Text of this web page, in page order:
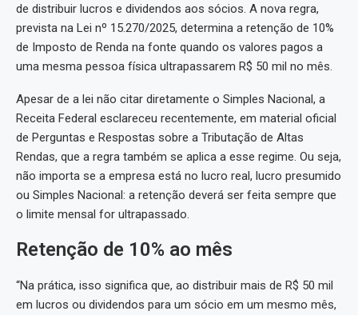
de distribuir lucros e dividendos aos sócios. A nova regra,
prevista na Lei nº 15.270/2025, determina a retenção de 10%
de Imposto de Renda na fonte quando os valores pagos a
uma mesma pessoa física ultrapassarem R$ 50 mil no mês.
Apesar de a lei não citar diretamente o Simples Nacional, a
Receita Federal esclareceu recentemente, em material oficial
de Perguntas e Respostas sobre a Tributação de Altas
Rendas, que a regra também se aplica a esse regime. Ou seja,
não importa se a empresa está no lucro real, lucro presumido
ou Simples Nacional: a retenção deverá ser feita sempre que
o limite mensal for ultrapassado.
Retenção de 10% ao mês
“Na prática, isso significa que, ao distribuir mais de R$ 50 mil
em lucros ou dividendos para um sócio em um mesmo mês,